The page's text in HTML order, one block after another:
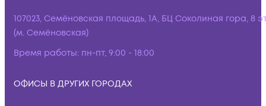
107023, Семёновская площадь, 1А, БЦ Соколиная гора, 8
(м. Семёновская)
Время работы: пн-пт, 9:00 - 18:00
ОФИСЫ В ДРУГИХ ГОРОДАХ